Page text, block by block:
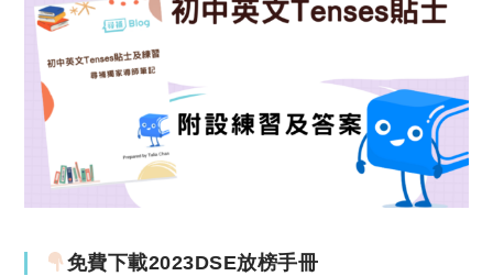
免費下載2023DSE放榜手冊